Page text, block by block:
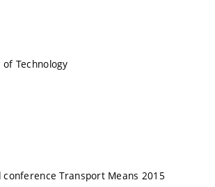
Technology
Transport Means 2015